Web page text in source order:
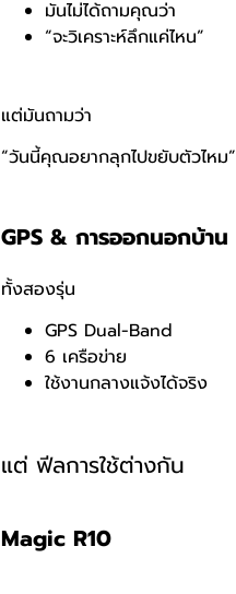
มันไม่ได้ถามคุณว่า
“จะวิเคราะห์ลึกแค่ไหน”
แต่มันถามว่า
“วันนี้คุณอยากลุกไปขยับตัวไหม”
GPS & การออกนอกบ้าน
ทั้งสองรุ่น
GPS Dual-Band
6 เครือข่าย
ใช้งานกลางแจ้งได้จริง
แต่ ฟีลการใช้ต่างกัน
Magic R10